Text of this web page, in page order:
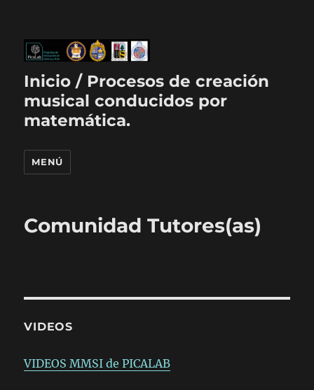
Inicio / Procesos de creación
musical conducidos por
matemática.
MENÚ
Comunidad Tutores(as)
VIDEOS
VIDEOS MMSI de PICALAB